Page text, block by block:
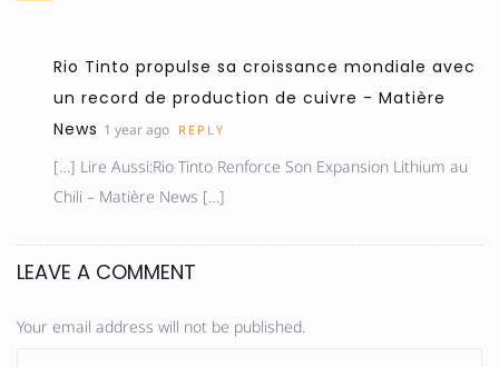
Rio Tinto propulse sa croissance mondiale avec
un record de production de cuivre - Matière
News 1 year ago REPLY
[…] Lire Aussi:Rio Tinto Renforce Son Expansion Lithium au
Chili – Matière News […]
LEAVE A COMMENT
Your email address will not be published.